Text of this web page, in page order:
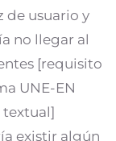
de usuario y
no llegar al
[requisito
UNE-EN
textual]
existir algún